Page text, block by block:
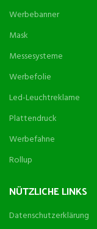
Werbebanner
Mask
Messesysteme
Werbefolie
Led-Leuchtreklame
Plattendruck
Werbefahne
Rollup
NÜTZLICHE LINKS
Datenschutzerklärung